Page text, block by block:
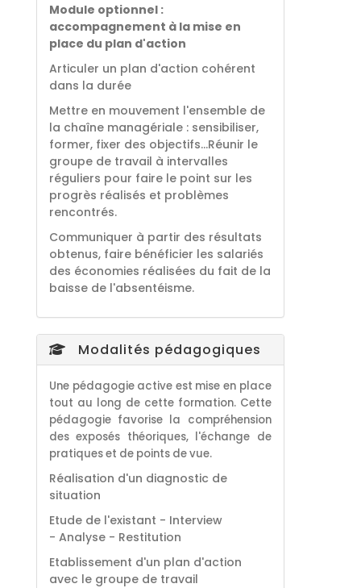
Module optionnel :
accompagnement à la mise en
place du plan d'action
Articuler un plan d'action cohérent
dans la durée
Mettre en mouvement l'ensemble de
la chaîne managériale : sensibiliser,
former, fixer des objectifs…Réunir le
groupe de travail à intervalles
réguliers pour faire le point sur les
progrès réalisés et problèmes
rencontrés.
Communiquer à partir des résultats
obtenus, faire bénéficier les salariés
des économies réalisées du fait de la
baisse de l'absentéisme.
Modalités pédagogiques
Une pédagogie active est mise en place
tout au long de cette formation. Cette
pédagogie favorise la compréhension
des exposés théoriques, l'échange de
pratiques et de points de vue.
Réalisation d'un diagnostic de
situation
Etude de l'existant - Interview
- Analyse - Restitution
Etablissement d'un plan d'action
avec le groupe de travail